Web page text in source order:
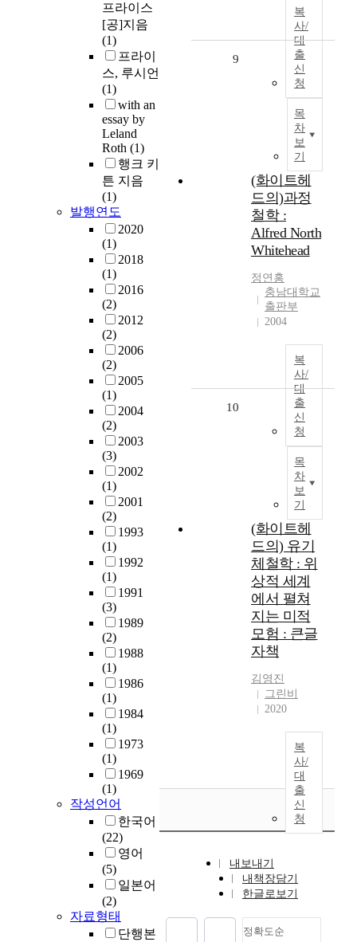
프라이스
[공]지음
(1)
프라이
스, 루시언
(1)
with an
essay by
Leland
Roth (1)
행크 키
튼 지음
(1)
발행연도
2020
(1)
2018
(1)
2016
(2)
2012
(2)
2006
(2)
2005
(1)
2004
(2)
2003
(3)
2002
(1)
2001
(2)
1993
(1)
1992
(1)
1991
(3)
1989
(2)
1988
(1)
1986
(1)
1984
(1)
1973
(1)
1969
(1)
작성언어
한국어
(22)
영어
(5)
일본어
(2)
자료형태
단행본
복
사/
대
출
신
청
목
차
보
기
9
(화이트헤
드의)과정
철학 :
Alfred North
Whitehead
정연홍
충남대학교
출판부
2004
복
사/
대
출
신
청
목
차
보
기
10
(화이트헤
드의) 유기
체철학 : 위
상적 세계
에서 펼쳐
지는 미적
모험 : 큰글
자책
김영진
그린비
2020
복
사/
대
출
신
청
내보내기
내책장담기
한글로보기
정확도순